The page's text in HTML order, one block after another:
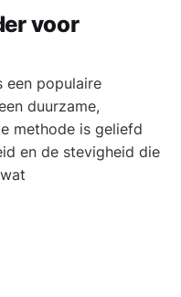
voor
een populaire
duurzame,
methode is geliefd
en de stevigheid die